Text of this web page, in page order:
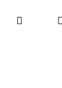
Hledat